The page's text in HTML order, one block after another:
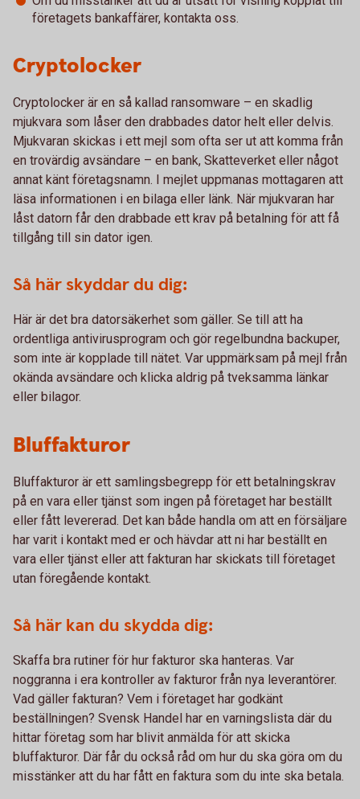
företagets bankaffärer, kontakta oss.
Cryptolocker
Cryptolocker är en så kallad ransomware – en skadlig
mjukvara som låser den drabbades dator helt eller delvis.
Mjukvaran skickas i ett mejl som ofta ser ut att komma från
en trovärdig avsändare – en bank, Skatteverket eller något
annat känt företagsnamn. I mejlet uppmanas mottagaren att
läsa informationen i en bilaga eller länk. När mjukvaran har
låst datorn får den drabbade ett krav på betalning för att få
tillgång till sin dator igen.
Så här skyddar du dig:
Här är det bra datorsäkerhet som gäller. Se till att ha
ordentliga antivirusprogram och gör regelbundna backuper,
som inte är kopplade till nätet. Var uppmärksam på mejl från
okända avsändare och klicka aldrig på tveksamma länkar
eller bilagor.
Bluffakturor
Bluffakturor är ett samlingsbegrepp för ett betalningskrav
på en vara eller tjänst som ingen på företaget har beställt
eller fått levererad. Det kan både handla om att en försäljare
har varit i kontakt med er och hävdar att ni har beställt en
vara eller tjänst eller att fakturan har skickats till företaget
utan föregående kontakt.
Så här kan du skydda dig:
Skaffa bra rutiner för hur fakturor ska hanteras. Var
noggranna i era kontroller av fakturor från nya leverantörer.
Vad gäller fakturan? Vem i företaget har godkänt
beställningen? Svensk Handel har en varningslista där du
hittar företag som har blivit anmälda för att skicka
bluffakturor. Där får du också råd om hur du ska göra om du
misstänker att du har fått en faktura som du inte ska betala.